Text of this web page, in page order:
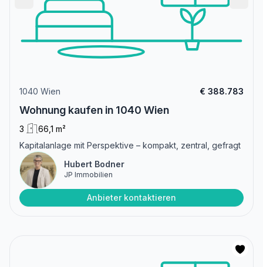
1040 Wien € 388.783
Wohnung kaufen in 1040 Wien
3
66,1 m²
Kapitalanlage mit Perspektive – kompakt, zentral, gefragt
Hubert Bodner
JP Immobilien
Anbieter kontaktieren